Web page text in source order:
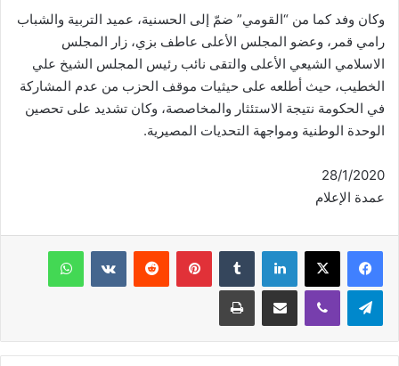
وكان وفد كما من “القومي” ضمّ إلى الحسنية، عميد التربية والشباب
رامي قمر، وعضو المجلس الأعلى عاطف بزي، زار المجلس
الاسلامي الشيعي الأعلى والتقى نائب رئيس المجلس الشيخ علي
الخطيب، حيث أطلعه على حيثيات موقف الحزب من عدم المشاركة
في الحكومة نتيجة الاستئثار والمخاصصة، وكان تشديد على تحصين
الوحدة الوطنية ومواجهة التحديات المصيرية.
عمدة الإعلام
فيسبوك لينكدإن بينتيريست